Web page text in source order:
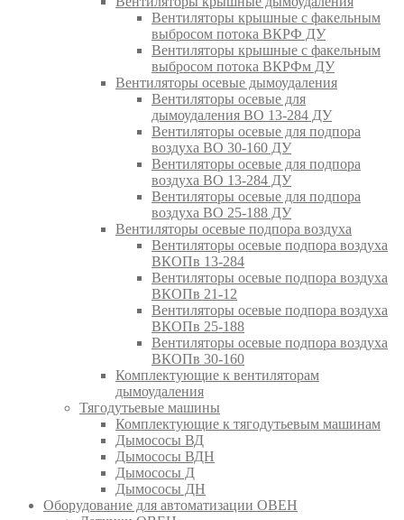
Вентиляторы крышные с факельным
выбросом потока ВКРФ ДУ
Вентиляторы крышные с факельным
выбросом потока ВКРФм ДУ
Вентиляторы осевые дымоудаления
Вентиляторы осевые для
дымоудаления ВО 13-284 ДУ
Вентиляторы осевые для подпора
воздуха ВО 30-160 ДУ
Вентиляторы осевые для подпора
воздуха ВО 13-284 ДУ
Вентиляторы осевые для подпора
воздуха ВО 25-188 ДУ
Вентиляторы осевые подпора воздуха
Вентиляторы осевые подпора воздуха
ВКОПв 13-284
Вентиляторы осевые подпора воздуха
ВКОПв 21-12
Вентиляторы осевые подпора воздуха
ВКОПв 25-188
Вентиляторы осевые подпора воздуха
ВКОПв 30-160
Комплектующие к вентиляторам
дымоудаления
Тягодутьевые машины
Комплектующие к тягодутьевым машинам
Дымососы ВД
Дымососы ВДН
Дымососы Д
Дымососы ДН
Оборудование для автоматизации ОВЕН